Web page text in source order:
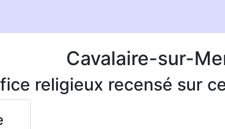
Cavalaire-sur-
religieux recensé sur